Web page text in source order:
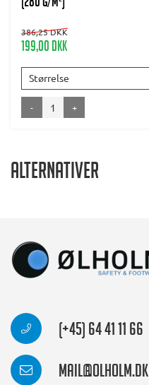
(280 g/m²)
386,25 DKK
199,00 DKK
Størrelse
- +
Alternativer
(+45) 64 41 11 66
mail@olholm.dk